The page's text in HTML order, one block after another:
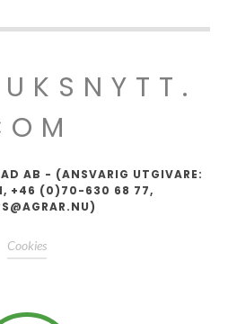
AB - (ANSVARIG UTGIVARE:
+46 (0)70-630 68 77,
Cookies